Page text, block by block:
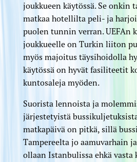
joukkueen käytössä. Se onkin
matkaa hotellilta peli- ja
puolen tunnin verran. UEFAn
joukkueelle on Turkin liiton
myös majoitus täysihoidolla
käytössä on hyvät fasiliteetit
kuntosaleja myöden.
Suorista lennoista ja
järjestetyistä
matkapäivä on pitkä, sillä
Tampereelta jo aamuvarhain
ollaan Istanbulissa ehkä vasta